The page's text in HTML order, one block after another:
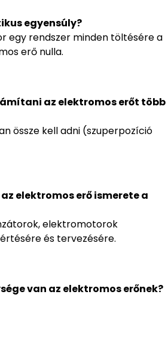
egyensúly?
egy rendszer minden töltésére a
erő nulla.
az elektromos erőt több
össze kell adni (szuperpozíció
elektromos erő ismerete a
elektromotorok
és tervezésére.
van az elektromos erőnek?